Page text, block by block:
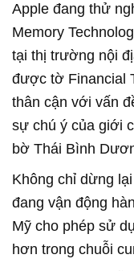
Apple đang thử
Memory
tại thị trường nội
được tờ Financial
thân cận với vấn
sự chú ý của giới
bờ Thái Bình
Không chỉ dừng
đang vận động
Mỹ cho phép sử
hơn trong chuỗi